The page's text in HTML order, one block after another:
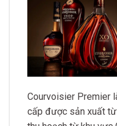
Courvoisier Premier
cấp được sản xuất